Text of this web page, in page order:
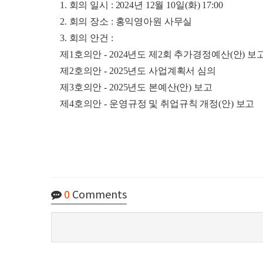
1. 회의 일시 : 2024년 12월 10일(화) 17:00
2. 회의 장소 : 홍익영아원 사무실
3. 회의 안건 :
제1호의안 - 2024년도 제2회 추가경정예산(안) 보
제2호의안 - 2025년도 사업계획서 심의
제3호의안 - 2025년도 본예산(안) 보고
제4호의안 - 운영규정 및 취업규칙 개정(안) 보고
0 Comments